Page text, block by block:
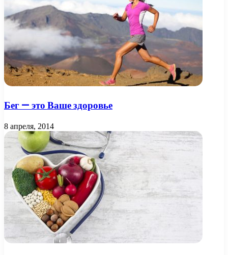
Бег — это Ваше здоровье
8 апреля, 2014